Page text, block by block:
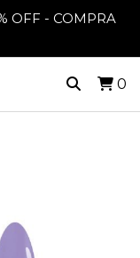
OFF - COMPRA
0